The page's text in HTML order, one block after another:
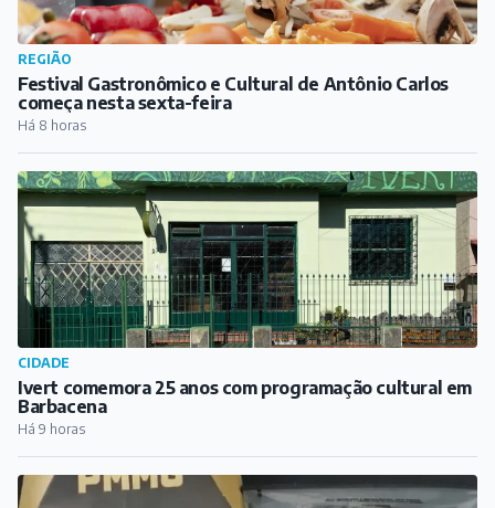
REGIÃO
Festival Gastronômico e Cultural de Antônio Carlos
começa nesta sexta-feira
Há 8 horas
CIDADE
Ivert comemora 25 anos com programação cultural em
Barbacena
Há 9 horas